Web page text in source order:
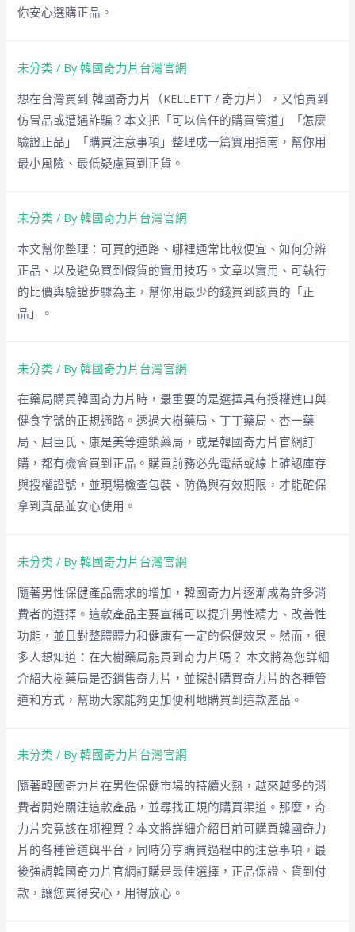
你安心選購正品。
未分类 / By韓國奇力片台灣官網
想在台灣買到 韓國奇力片（KELLETT / 奇力片），又怕買到
仿冒品或遭遇詐騙？本文把「可以信任的購買管道」「怎麼
驗證正品」「購買注意事項」整理成一篇實用指南，幫你用
最小風險、最低疑慮買到正貨。
未分类 / By韓國奇力片台灣官網
本文幫你整理：可買的通路、哪裡通常比較便宜、如何分辨
正品、以及避免買到假貨的實用技巧。文章以實用、可執行
的比價與驗證步驟為主，幫你用最少的錢買到該買的「正
品」。
未分类 / By韓國奇力片台灣官網
在藥局購買韓國奇力片時，最重要的是選擇具有授權進口與
健食字號的正規通路。透過大樹藥局、丁丁藥局、杏一藥
局、屈臣氏、康是美等連鎖藥局，或是韓國奇力片官網訂
購，都有機會買到正品。購買前務必先電話或線上確認庫存
與授權證號，並現場檢查包裝、防偽與有效期限，才能確保
拿到真品並安心使用。
未分类 / By韓國奇力片台灣官網
隨著男性保健產品需求的增加，韓國奇力片逐漸成為許多消
費者的選擇。這款產品主要宣稱可以提升男性精力、改善性
功能，並且對整體體力和健康有一定的保健效果。然而，很
多人想知道：在大樹藥局能買到奇力片嗎？ 本文將為您詳細
介紹大樹藥局是否銷售奇力片，並探討購買奇力片的各種管
道和方式，幫助大家能夠更加便利地購買到這款產品。
未分类 / By韓國奇力片台灣官網
隨著韓國奇力片在男性保健市場的持續火熱，越來越多的消
費者開始關注這款產品，並尋找正規的購買渠道。那麼，奇
力片究竟該在哪裡買？本文將詳細介紹目前可購買韓國奇力
片的各種管道與平台，同時分享購買過程中的注意事項，最
後強調韓國奇力片官網訂購是最佳選擇，正品保證、貨到付
款，讓您買得安心，用得放心。